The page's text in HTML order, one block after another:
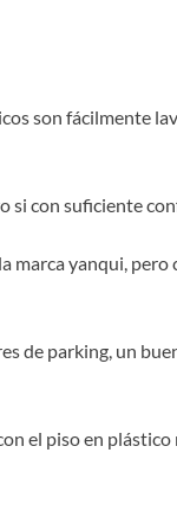
son fácilmente
si con suficiente
marca yanqui, pero
de parking, un
el piso en